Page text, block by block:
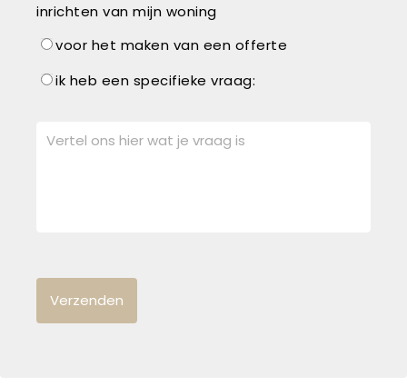
inrichten van mijn woning
voor het maken van een offerte
ik heb een specifieke vraag: